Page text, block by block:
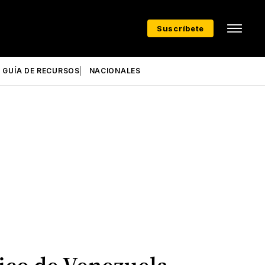
Suscríbete
GUÍA DE RECURSOS NACIONALES